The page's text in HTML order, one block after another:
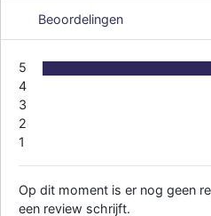
Beoordelingen
5
4
3
2
1
Op dit moment is er nog geen
een review schrijft.